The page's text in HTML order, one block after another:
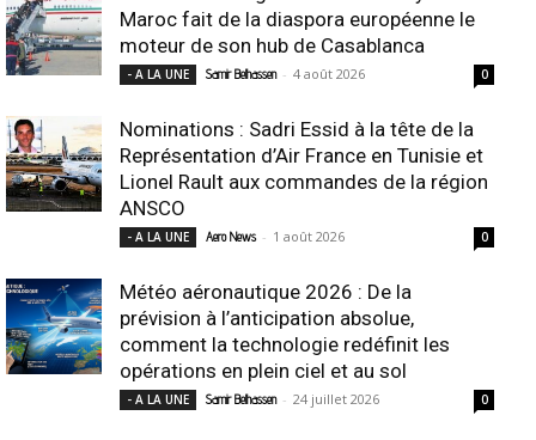
Maroc fait de la diaspora européenne le
moteur de son hub de Casablanca
- A LA UNE Samir Belhassen - 4 août 2026 0
Nominations : Sadri Essid à la tête de la
Représentation d’Air France en Tunisie et
Lionel Rault aux commandes de la région
ANSCO
- A LA UNE Aero News - 1 août 2026 0
Météo aéronautique 2026 : De la
prévision à l’anticipation absolue,
comment la technologie redéfinit les
opérations en plein ciel et au sol
- A LA UNE Samir Belhassen - 24 juillet 2026 0